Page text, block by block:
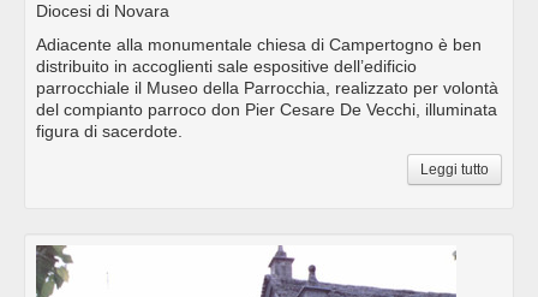
Diocesi di Novara
Adiacente alla monumentale chiesa di Campertogno è ben
distribuito in accoglienti sale espositive dell’edificio
parrocchiale il Museo della Parrocchia, realizzato per volontà
del compianto parroco don Pier Cesare De Vecchi, illuminata
figura di sacerdote.
Leggi tutto